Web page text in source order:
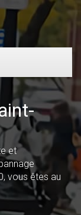
et
vous êtes au